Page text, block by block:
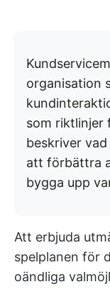
organisation
som riktlinjer
beskriver
att förbättra
bygga upp
Att erbjuda
spelplanen för
oändliga